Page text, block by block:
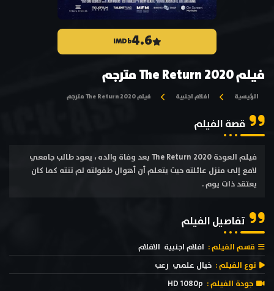
4.6
IMDb
فيلم The Return 2020 مترجم
الرئيسية افلام اجنبية فيلم The Return 2020 مترجم
قصة الفيلم
فيلم العودة The Return 2020 بعد وفاة والده ، يعود طالب جامعي
لامع إلى منزل عائلته حيث يتعلم أن أهوال طفولته لم تنته كما كان
يعتقد ذات يوم .
تفاصيل الفيلم
قسم الفيلم : افلام اجنبية الافلام
نوع الفيلم : خيال علمي رعب
جودة الفيلم : HD 1080p